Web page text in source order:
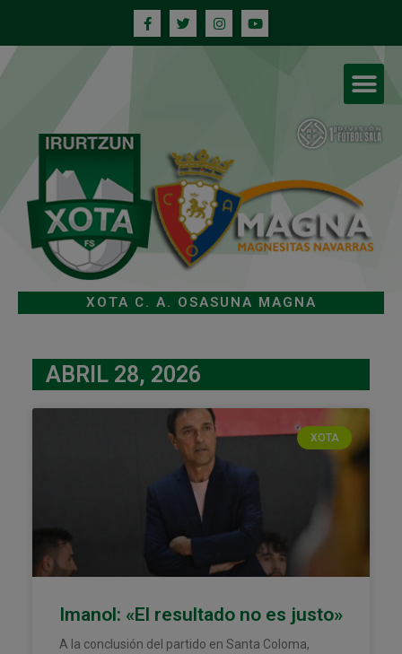
XOTA C. A. OSASUNA MAGNA
ABRIL 28, 2026
XOTA
Imanol: «El resultado no es justo»
A la conclusión del partido en Santa Coloma,